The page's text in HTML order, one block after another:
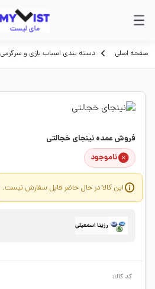
صفحه اصلی دسته بندی اسباب بازی و سرگرمی
فروش عمده نینجای خجالتی
ناموجود
این کالا در حال حاضر قابل سفارش نیست.
رزیتا اسمعیلی
کد کالا: